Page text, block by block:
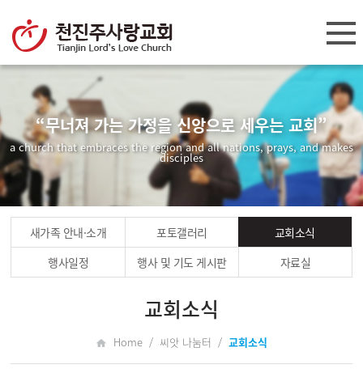
“무너져 가는 가정을 신앙으로 세우는 교회”
a church that embraces the region and all nations, prays, and makes
disciples
새가족 안내·소개 포토갤러리
교회소식
행사일정
행사 및 기도 게시판 자료실
교회소식
Home / 씨앗 나눔터 / 교회소식